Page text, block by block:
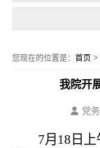
您现在的位置是： 首页 >
我院开
党
7月18日